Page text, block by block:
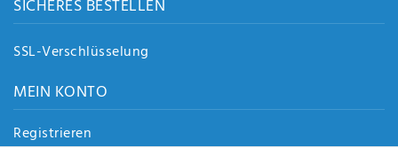
SICHERES BESTELLEN
SSL-Verschlüsselung
MEIN KONTO
Registrieren